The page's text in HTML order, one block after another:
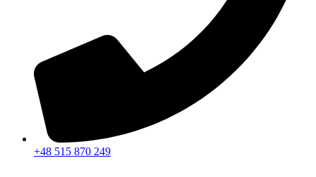
+48 515 870 249